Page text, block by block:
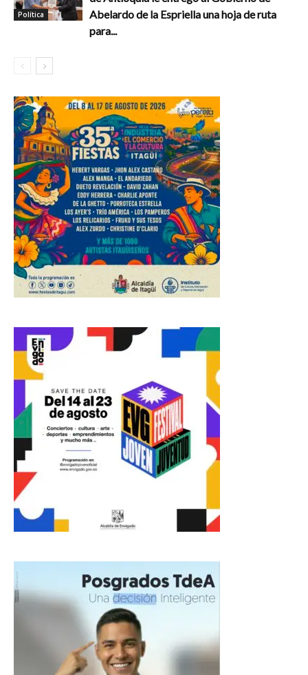
Política
Abelardo de la Espriella una hoja de ruta
para...